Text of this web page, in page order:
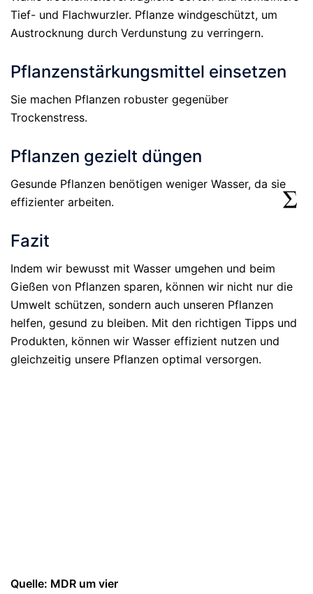
Tief- und Flachwurzler. Pflanze windgeschützt, um
Austrocknung durch Verdunstung zu verringern.
Pflanzenstärkungsmittel einsetzen
Sie machen Pflanzen robuster gegenüber
Trockenstress.
Pflanzen gezielt düngen
Gesunde Pflanzen benötigen weniger Wasser, da sie
effizienter arbeiten.
Fazit
Indem wir bewusst mit Wasser umgehen und beim
Gießen von Pflanzen sparen, können wir nicht nur die
Umwelt schützen, sondern auch unseren Pflanzen
helfen, gesund zu bleiben. Mit den richtigen Tipps und
Produkten, können wir Wasser effizient nutzen und
gleichzeitig unsere Pflanzen optimal versorgen.
Quelle: MDR um vier